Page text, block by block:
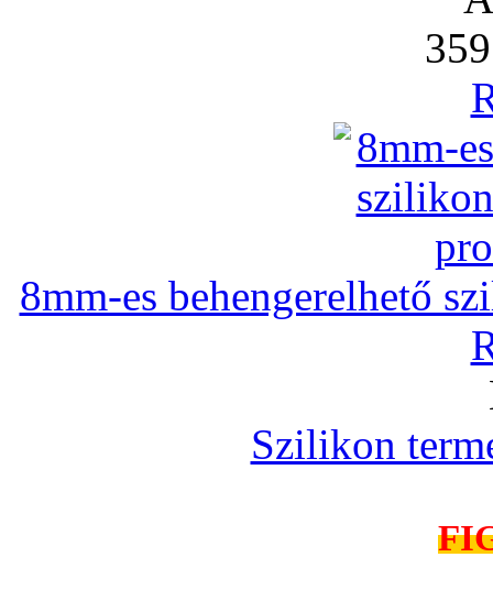
8mm-es behengerelhető
Szilikon